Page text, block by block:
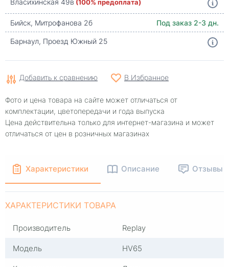
Бийск, Митрофанова 2б
Под заказ 2-3 дн.
Барнаул, Проезд Южный 25
Добавить к сравнению В Избранное
Фото и цена товара на сайте может отличаться от
комплектации, цветопередачи и года выпуска
Цена действительна только для интернет-магазина и может
отличаться от цен в розничных магазинах
Характеристики Описание Отзывы
ХАРАКТЕРИСТИКИ ТОВАРА
Производитель
Replay
Модель
HV65